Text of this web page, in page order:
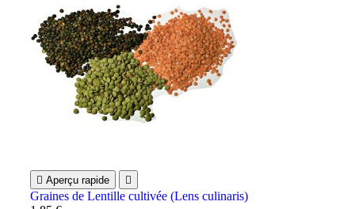
 Aperçu rapide 
Graines de Lentille cultivée (Lens culinaris)